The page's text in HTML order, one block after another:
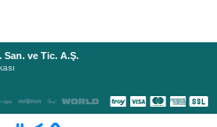
San. ve Tic. A.Ş.